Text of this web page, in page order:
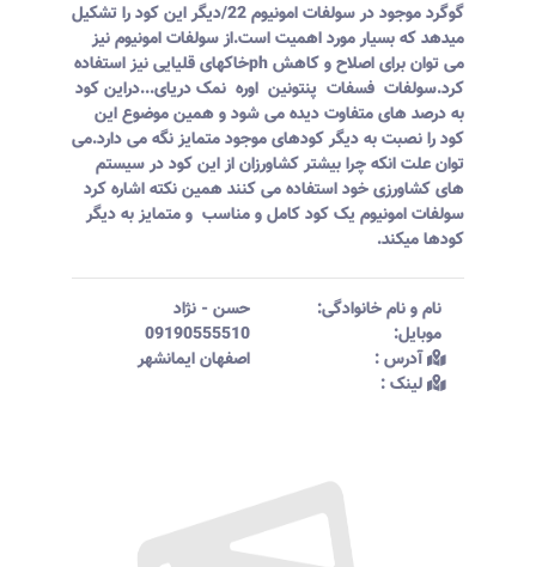
گوگرد موجود در سولفات امونیوم 22/دیگر این کود را تشکیل
میدهد که بسیار مورد اهمیت است.از سولفات امونیوم نیز
می توان برای اصلاح و کاهش phخاکهای قلیایی نیز استفاده
کرد.سولفات فسفات پنتونین اوره نمک دریای...دراین کود
به درصد های متفاوت دیده می شود و همین موضوع این
کود را نصبت به دیگر کودهای موجود متمایز نگه می دارد.می
توان علت انکه چرا بیشتر کشاورزان از این کود در سیستم
های کشاورزی خود استفاده می کنند همین نکته اشاره کرد
سولفات امونیوم یک کود کامل و مناسب و متمایز به دیگر
کودها میکند.
نام و نام خانوادگی:‌ حسن - نژاد
موبایل:‌
09190555510
آدرس :‌
اصفهان ایمانشهر
لینک :‌